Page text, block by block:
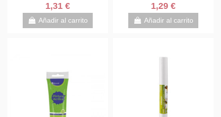
1,31 €
Añadir al carrito
1,29 €
Añadir al carrito